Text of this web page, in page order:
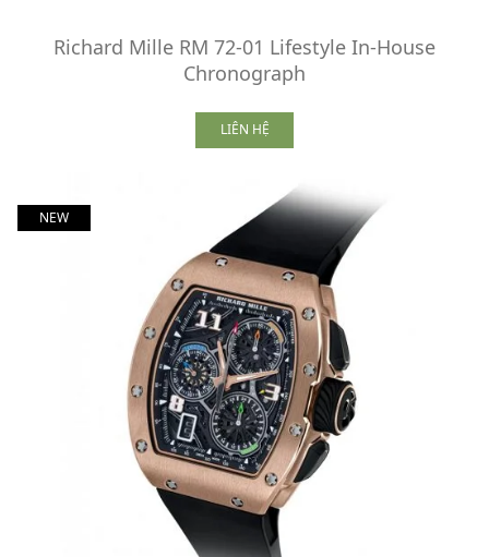
Richard Mille RM 72-01 Lifestyle In-House
Chronograph
LIÊN HỆ
NEW